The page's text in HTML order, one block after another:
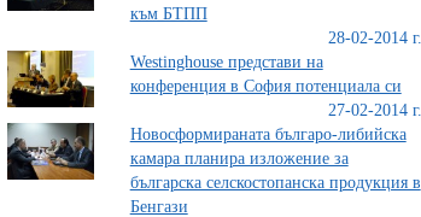
към БТПП
28-02-2014 г.
Westinghouse представи на
конференция в София потенциала си
27-02-2014 г.
Новосформираната българо-либийска
камара планира изложение за
българска селскостопанска продукция в
Бенгази